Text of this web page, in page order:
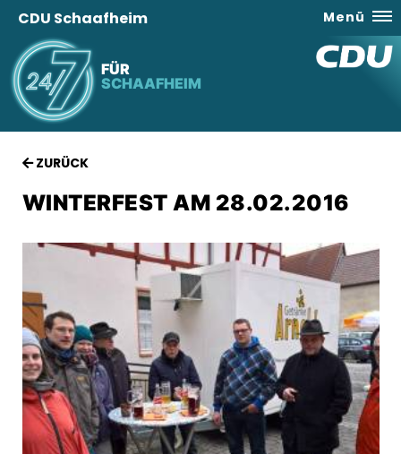
FÜR
SCHAAFHEIM
CDU Schaafheim Menü
ZURÜCK
WINTERFEST AM 28.02.2016